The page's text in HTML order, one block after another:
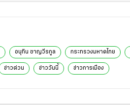
อนุทิน ชาญวีรกูล กระทรวงมหาดไทย
ข่าวด่วน ข่าววันนี้ ข่าวการเมือง